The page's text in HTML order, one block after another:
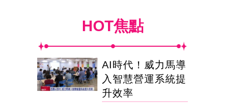
HOT焦點
AI時代！威力馬導
入智慧營運系統提
升效率